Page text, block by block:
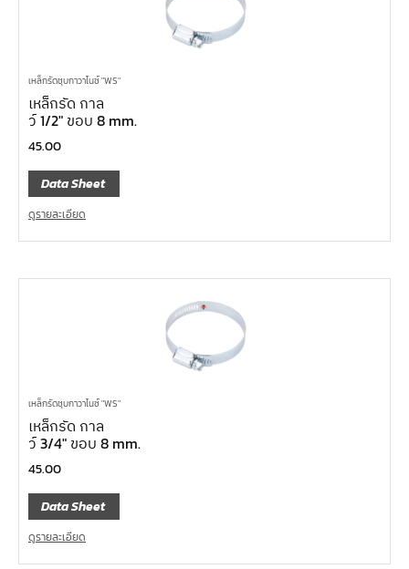
เหล็กรัดชุบกาวาไนซ์ "WS"
เหล็กรัด กาล
ว์ 1/2″ ขอบ 8 mm.
45.00
Data Sheet
ดูรายละเอียด
เหล็กรัดชุบกาวาไนซ์ "WS"
เหล็กรัด กาล
ว์ 3/4″ ขอบ 8 mm.
45.00
Data Sheet
ดูรายละเอียด